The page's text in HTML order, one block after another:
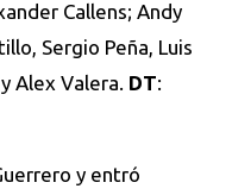
Callens; Andy
Sergio Peña, Luis
Alex Valera. DT:
y entró